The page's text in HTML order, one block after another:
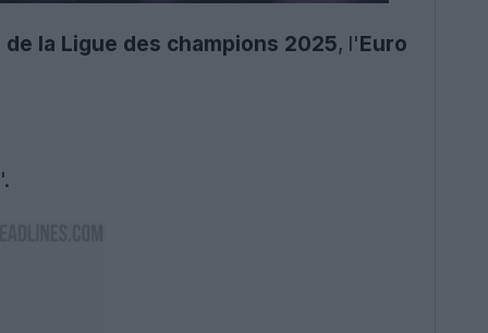
la Ligue des champions 2025, l'Euro